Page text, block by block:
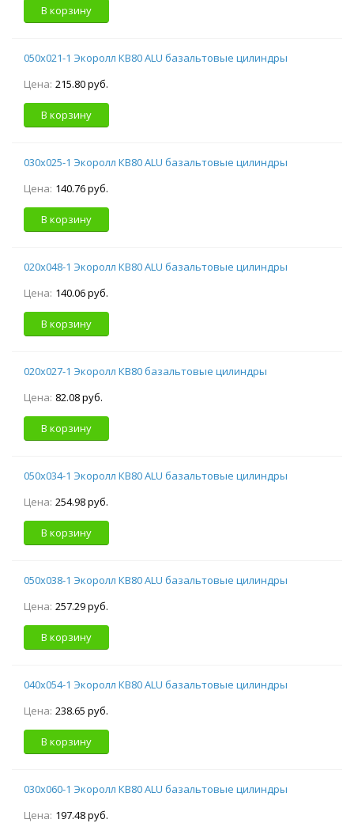
В корзину
050х021-1 Экоролл КВ80 ALU базальтовые цилиндры
Цена: 215.80 руб.
В корзину
030х025-1 Экоролл КВ80 ALU базальтовые цилиндры
Цена: 140.76 руб.
В корзину
020х048-1 Экоролл КВ80 ALU базальтовые цилиндры
Цена: 140.06 руб.
В корзину
020х027-1 Экоролл КВ80 базальтовые цилиндры
Цена: 82.08 руб.
В корзину
050х034-1 Экоролл КВ80 ALU базальтовые цилиндры
Цена: 254.98 руб.
В корзину
050х038-1 Экоролл КВ80 ALU базальтовые цилиндры
Цена: 257.29 руб.
В корзину
040х054-1 Экоролл КВ80 ALU базальтовые цилиндры
Цена: 238.65 руб.
В корзину
030х060-1 Экоролл КВ80 ALU базальтовые цилиндры
Цена: 197.48 руб.